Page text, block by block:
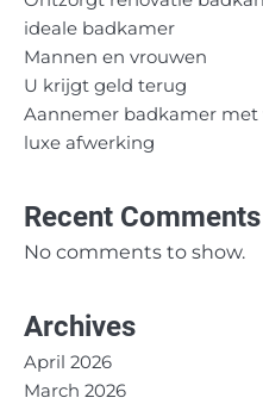
ideale badkamer
Mannen en vrouwen
U krijgt geld terug
Aannemer badkamer
luxe afwerking
Recent Comments
No comments to show.
Archives
April 2026
March 2026